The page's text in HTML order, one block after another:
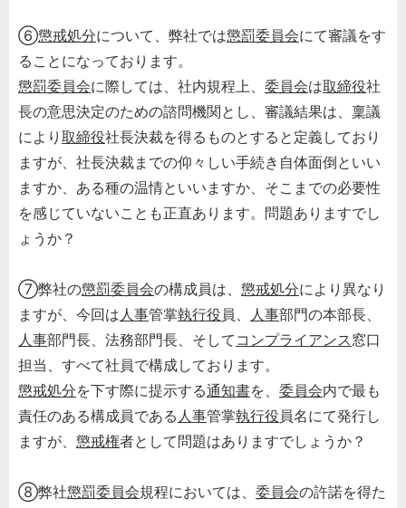
⑥懲戒処分について、弊社では懲罰委員会にて審議をす
ることになっております。
懲罰委員会に際しては、社内規程上、 委員会は取締役社
長の意思決定のための諮問機関とし、審議結果は、稟議
により 取締役社長決裁を得るものとすると定義しており
ますが、社長決裁までの仰々しい手続き自体面倒といい
ますか、ある種の温情といいますか、そこまでの必要性
を感じていないことも正直あります。問題ありますでし
ょうか？
⑦弊社の懲罰委員会の構成員は、 懲戒処分により異なり
ますが、今回は人事管掌執行役 員、 人事部門の本部長、
人事部門長、法務部門長、そして コンプライアンス窓口
担当、すべて社員で構成しております。
懲戒処分を下す際に提示する通知書を、 委員会内で最も
責任のある構成員である 人事管掌執行役 員名にて発行し
ますが、 懲戒権者として問題はありますでしょうか？
⑧弊社懲罰委員会規程においては、 委員会の許諾を得た